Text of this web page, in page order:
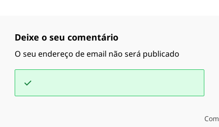
Deixe o seu comentário
O seu endereço de email não será publicado